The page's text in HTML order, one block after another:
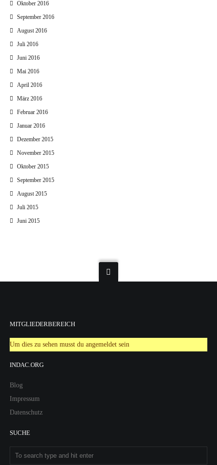
Oktober 2016
September 2016
August 2016
Juli 2016
Juni 2016
Mai 2016
April 2016
März 2016
Februar 2016
Januar 2016
Dezember 2015
November 2015
Oktober 2015
September 2015
August 2015
Juli 2015
Juni 2015
MITGLIEDERBEREICH
Um dies zu sehen musst du angemeldet sein
INDAC.ORG
Blog
Impressum
Datenschutz
SUCHE